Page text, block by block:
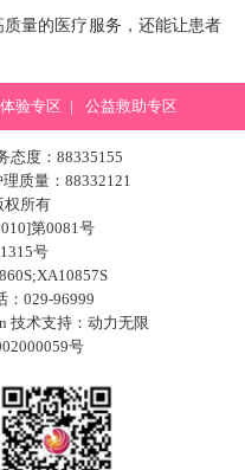
量的医疗服务，还能让患者
验专区 | 公益救助专区
态度：88335155
质量：88332121
权所有
第0081号
号
：029-96999
技术支持： 动力无限
号